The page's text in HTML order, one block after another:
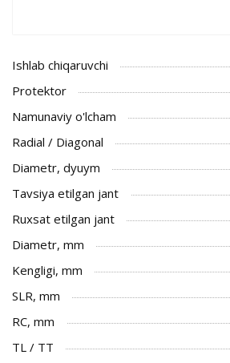
Ishlab chiqaruvchi
Protektor
Namunaviy o'lcham
Radial / Diagonal
Diametr, dyuym
Tavsiya etilgan jant
Ruxsat etilgan jant
Diametr, mm
Kengligi, mm
SLR, mm
RC, mm
TL / TT